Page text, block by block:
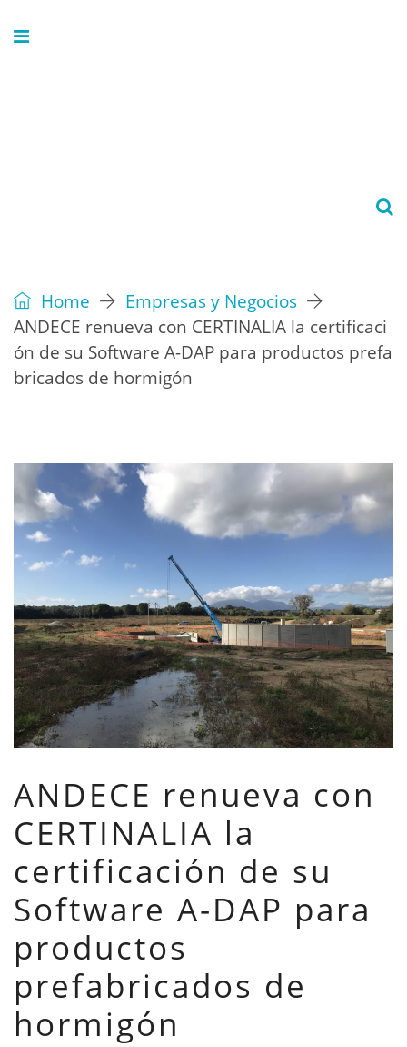
Home
Empresas y Negocios
ANDECE renueva con CERTINALIA la certificaci
ón de su Software A-DAP para productos prefa
bricados de hormigón
ANDECE renueva con
CERTINALIA la
certificación de su
Software A-DAP para
productos
prefabricados de
hormigón